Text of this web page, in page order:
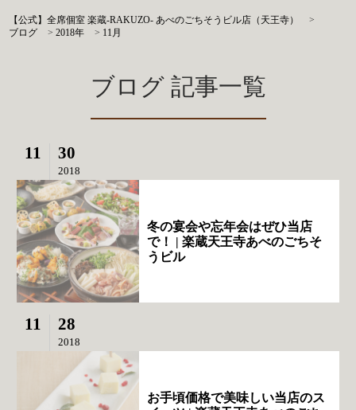
【公式】全席個室 楽蔵‐RAKUZO‐ あべのごちそうビル店（天王寺）
>
ブログ
>2018年 > 11月
ブログ 記事一覧
11 30
2018
冬の宴会や忘年会はぜひ当店
で！ | 楽蔵天王寺あべのごちそ
うビル
11 28
2018
お手頃価格で美味しい当店のス